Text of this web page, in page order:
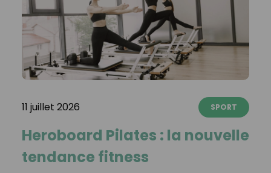
11 juillet 2026 SPORT
Heroboard Pilates : la nouvelle
tendance fitness